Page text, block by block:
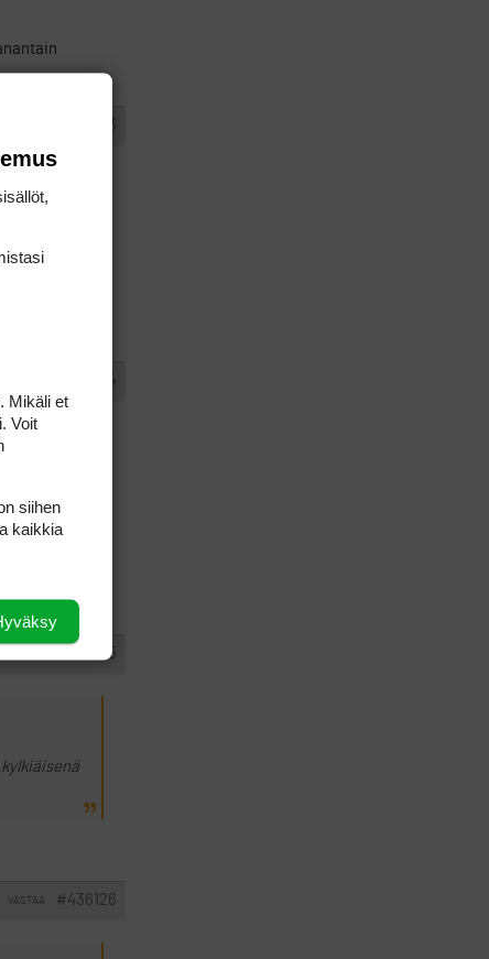
#436123
ovat
#436124
#436125
#436126
VASTAA
Mikäli et
Voit
siihen
kaikkia